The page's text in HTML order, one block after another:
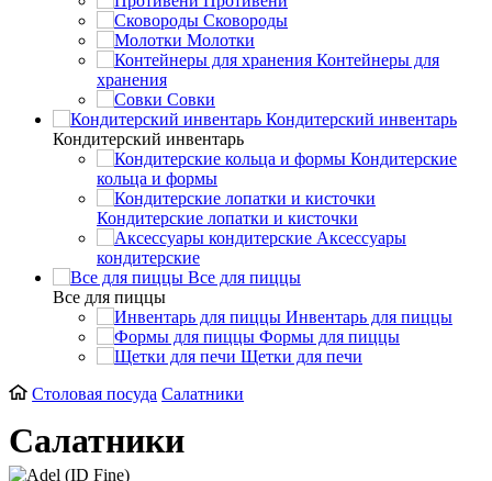
Сковороды
Молотки
Контейнеры для
хранения
Совки
Кондитерский инвентарь
Кондитерский инвентарь
Кондитерские
кольца и формы
Кондитерские лопатки и кисточки
Аксессуары
кондитерские
Все для пиццы
Все для пиццы
Инвентарь для пиццы
Формы для пиццы
Щетки для печи
Столовая посуда Салатники
Салатники